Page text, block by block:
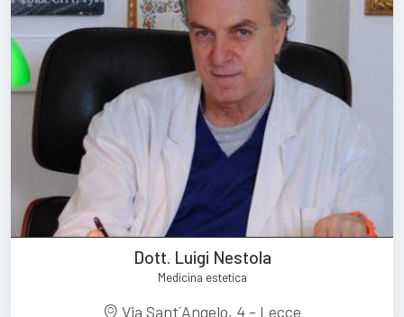
Dott. Luigi Nestola
Medicina estetica
Via Sant´Angelo, 4 - Lecce